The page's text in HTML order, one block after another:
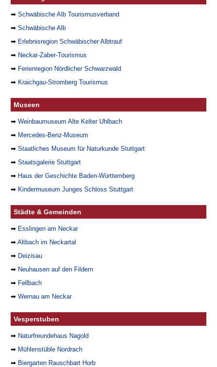
➡Schwäbische Alb Tourismusverband
➡Schwäbische Alb
➡ Erlebnisregion Schwäbischer Albtrauf
➡ Neckar-Zaber-Tourismus
➡ Ferienregion Nördlicher Schwarzwald
➡ Kraichgau-Stromberg Tourismus
Museen
➡Weinbaumuseum Alte Kelter Uhlbach
➡ Mercedes-Benz-Museum
➡Staatliches Museum für Naturkunde Stuttgart
➡Staatsgalerie Stuttgart
➡ Haus der Geschichte Baden-Württemberg
➡ Kindermuseum Junges Schloss Stuttgart
Städte & Gemeinden
➡ Esslingen am Neckar
➡Altbach im Neckartal
➡ Deizisau
➡ Neuhausen auf den Fildern
➡ Fellbach
➡Wernau am Neckar
Vesperstuben
➡ Naturfreundehaus Nagold
➡ Mühlenstüble Nordrach
➡ Biergarten Rauschbart Horb